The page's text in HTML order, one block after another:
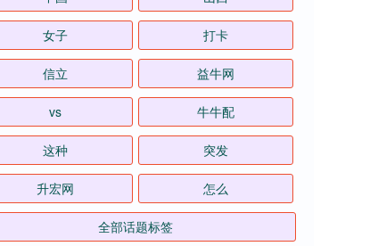
女子 打卡
信立 益牛网
vs 牛牛配
这种 突发
升宏网 怎么
全部话题标签